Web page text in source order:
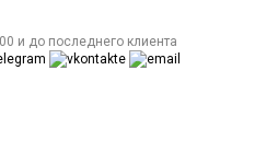
и до последнего клиента